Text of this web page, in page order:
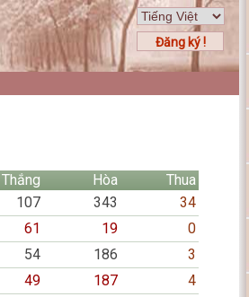
Đăng ký !
Thắng Hòa
Thua
107 343
34
61 19
0
54 186
3
49 187
4